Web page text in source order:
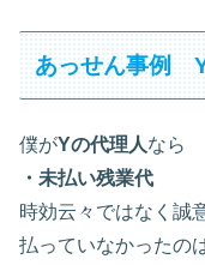
あっせん事例
僕がYの代理人なら
・未払い残業代
時効云々ではなく誠
払っていなかったの